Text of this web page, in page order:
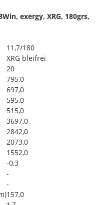
exergy, XRG, 180grs,
11,7/180
XRG bleifrei
20
795,0
697,0
595,0
515,0
3697,0
2842,0
2073,0
1552,0
-0,3
-
-
157,0